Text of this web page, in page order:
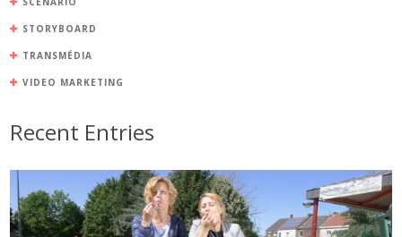
STORYBOARD
TRANSMÉDIA
VIDEO MARKETING
Recent Entries